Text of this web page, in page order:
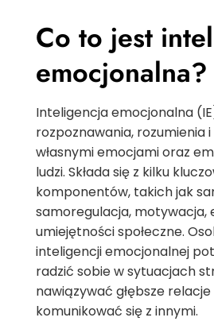
Co to jest
emocjonalna?
Inteligencja emocjonalna
rozpoznawania, rozumienia
własnymi emocjami oraz
ludzi. Składa się z kilku
komponentów, takich jak
samoregulacja, motywacja,
umiejętności społeczne.
inteligencji emocjonalnej
radzić sobie w sytuacjach
nawiązywać głębsze
komunikować się z innymi.